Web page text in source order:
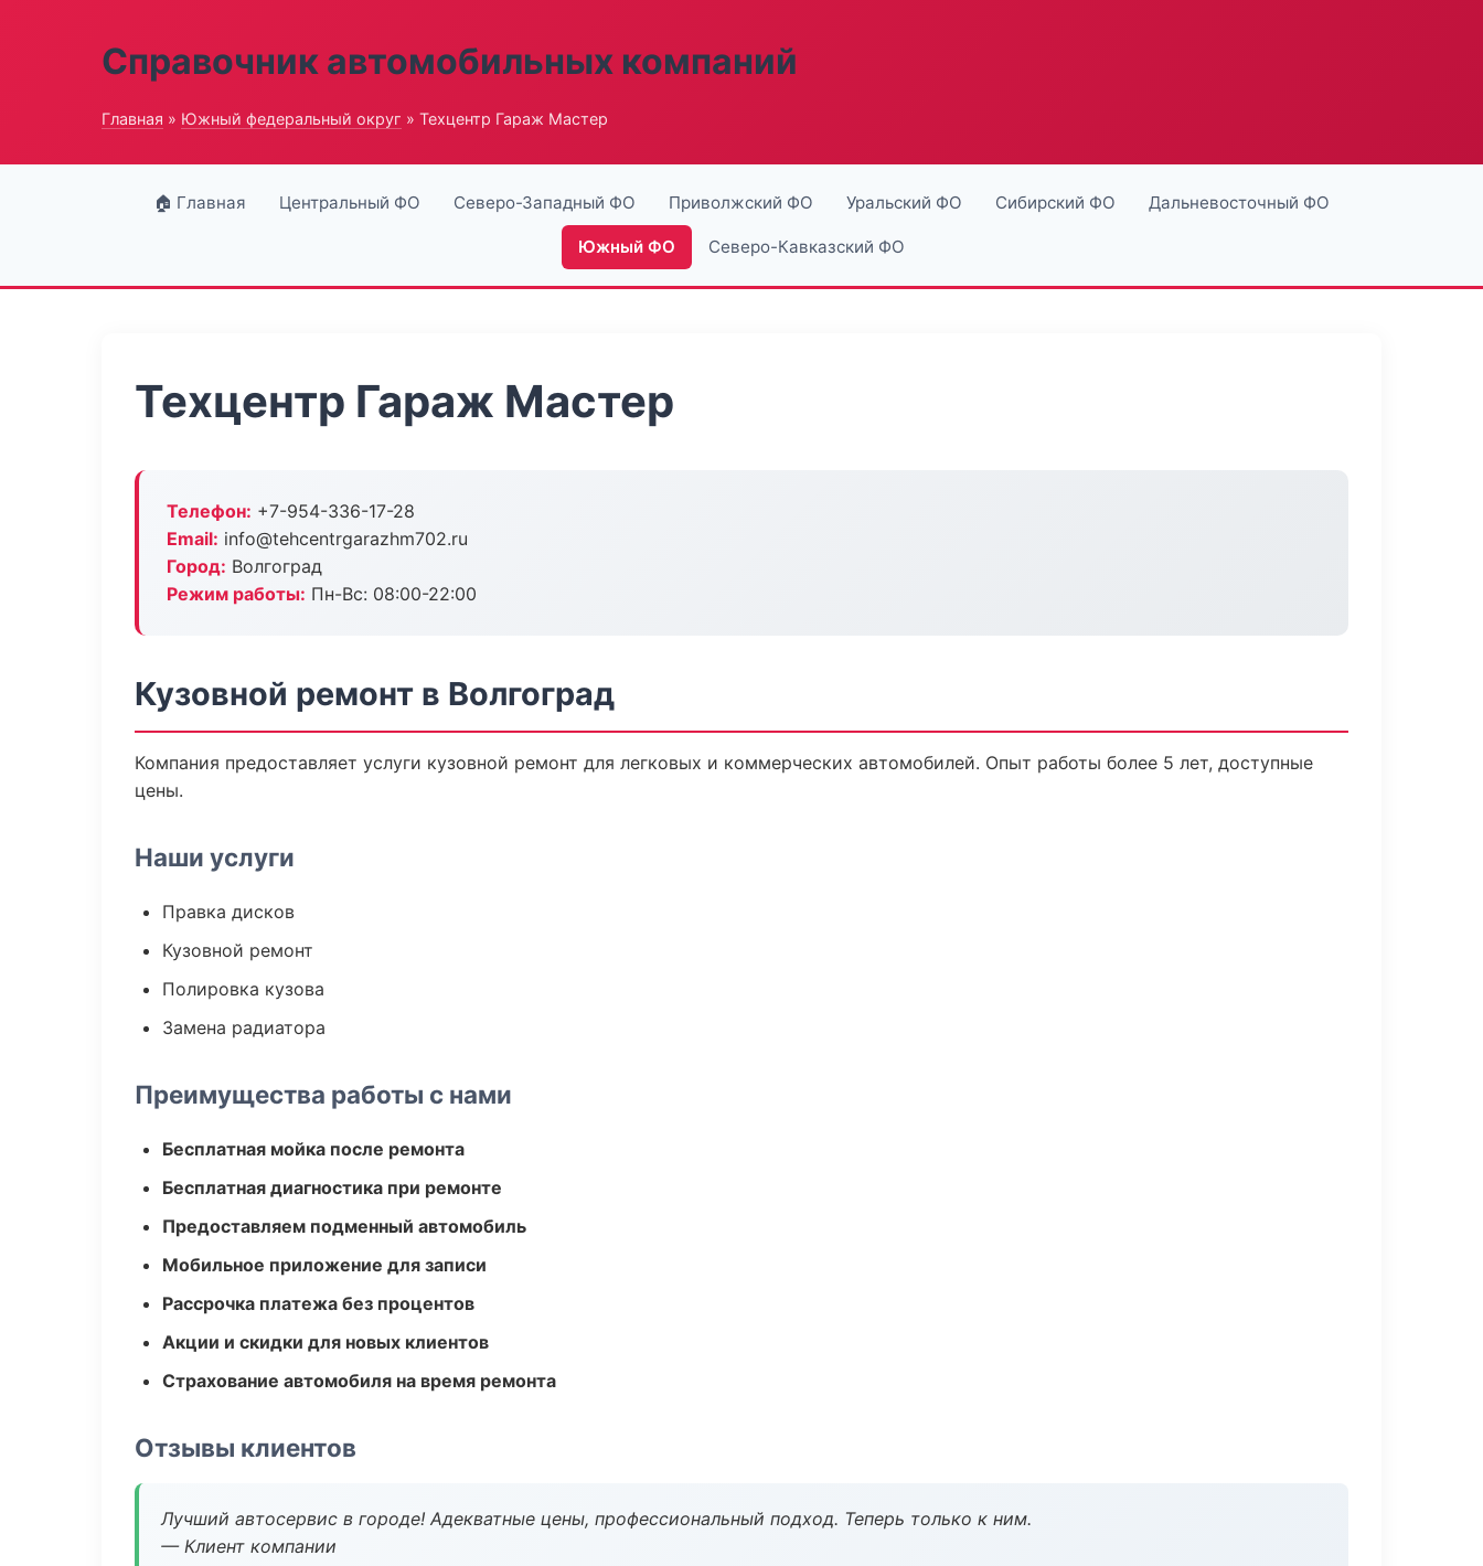
Справочник автомобильных компаний
Главная » Южный федеральный округ » Техцентр Гараж Мастер
🏠 Главная Центральный ФО Северо-Западный ФО Приволжский ФО Уральский ФО Сибирский ФО Дальневосточный ФО
Южный ФО Северо-Кавказский ФО
Техцентр Гараж Мастер
Телефон: +7-954-336-17-28
Email: info@tehcentrgarazhm702.ru
Город: Волгоград
Режим работы: Пн-Вс: 08:00-22:00
Кузовной ремонт в Волгоград
Компания предоставляет услуги кузовной ремонт для легковых и коммерческих автомобилей. Опыт работы более 5 лет, доступные
цены.
Наши услуги
Правка дисков
Кузовной ремонт
Полировка кузова
Замена радиатора
Преимущества работы с нами
Бесплатная мойка после ремонта
Бесплатная диагностика при ремонте
Предоставляем подменный автомобиль
Мобильное приложение для записи
Рассрочка платежа без процентов
Акции и скидки для новых клиентов
Страхование автомобиля на время ремонта
Отзывы клиентов
Лучший автосервис в городе! Адекватные цены, профессиональный подход. Теперь только к ним.
— Клиент компании